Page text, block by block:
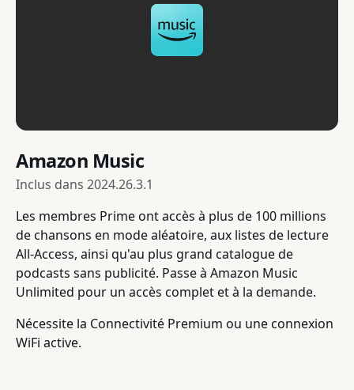
Amazon Music
Inclus dans 2024.26.3.1
Les membres Prime ont accès à plus de 100 millions
de chansons en mode aléatoire, aux listes de lecture
All-Access, ainsi qu'au plus grand catalogue de
podcasts sans publicité. Passe à Amazon Music
Unlimited pour un accès complet et à la demande.
Nécessite la Connectivité Premium ou une connexion
WiFi active.